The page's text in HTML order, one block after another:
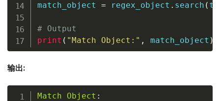
match_object = regex_object . search (
# Output
print ( "Match Object:" , match_object )
输出:
Match Object :